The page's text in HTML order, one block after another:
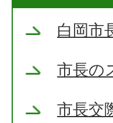
白岡市
市長の
市長交